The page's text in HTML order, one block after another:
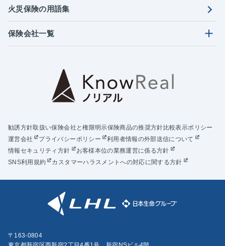
火災保険の用語集
保険会社一覧
勧誘方針取扱い保険会社と権限明示保険商品の推奨方針比較表示ポリシー
運営会社
プライバシーポリシー
利用者情報の外部送信について
情報セキュリティ方針
お客様本位の業務運営に係る方針
SNS利用規約
カスタマーハラスメントへの対応に関する方針
〒163-0804